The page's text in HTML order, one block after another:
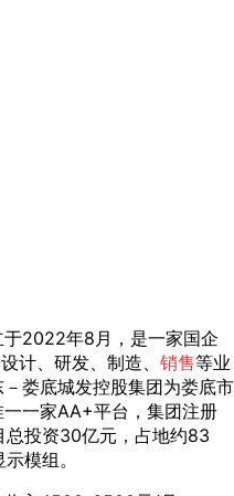
2022年8月，是一家国企
计、研发、制造、 销售等业
娄底城发控股集团为娄底市
一家AA+平台，集团注册
投资30亿元，占地约83
模组。